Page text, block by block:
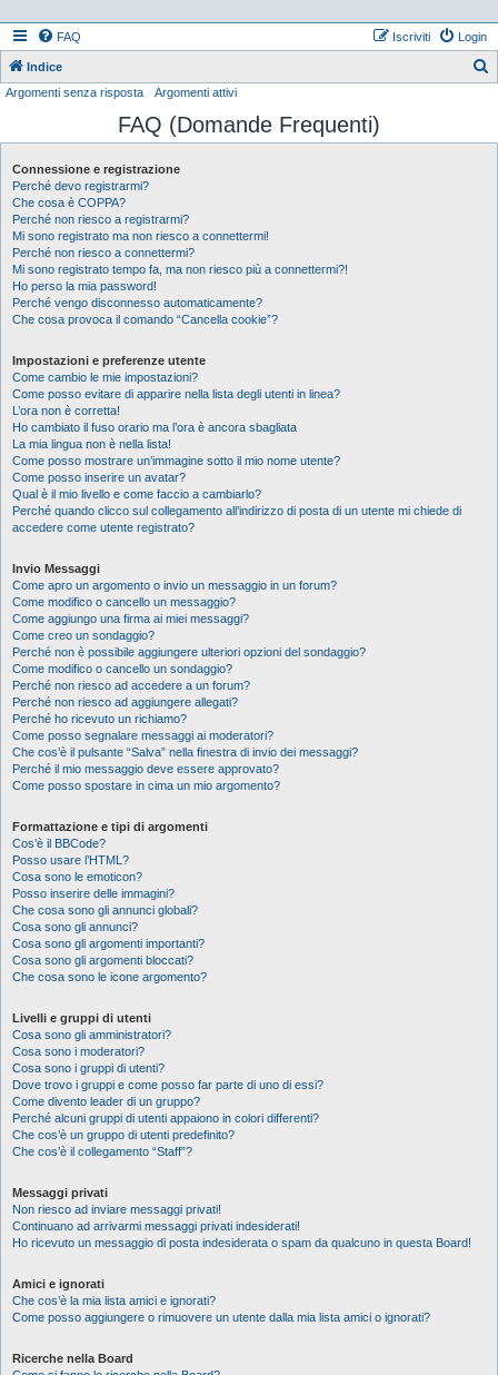
FAQ Login
Iscriviti
Indice
c
Argomenti senza risposta Argomenti attivi
FAQ (Domande Frequenti)
Connessione e registrazione
Perché devo registrarmi?
Che cosa è COPPA?
Perché non riesco a registrarmi?
Mi sono registrato ma non riesco a connettermi!
Perché non riesco a connettermi?
Mi sono registrato tempo fa, ma non riesco più a connettermi?!
Ho perso la mia password!
Perché vengo disconnesso automaticamente?
Che cosa provoca il comando “Cancella cookie”?
Impostazioni e preferenze utente
Come cambio le mie impostazioni?
Come posso evitare di apparire nella lista degli utenti in linea?
L’ora non è corretta!
Ho cambiato il fuso orario ma l’ora è ancora sbagliata
La mia lingua non è nella lista!
Come posso mostrare un’immagine sotto il mio nome utente?
Come posso inserire un avatar?
Qual è il mio livello e come faccio a cambiarlo?
Perché quando clicco sul collegamento all’indirizzo di posta di un utente mi chiede di
accedere come utente registrato?
Invio Messaggi
Come apro un argomento o invio un messaggio in un forum?
Come modifico o cancello un messaggio?
Come aggiungo una firma ai miei messaggi?
Come creo un sondaggio?
Perché non è possibile aggiungere ulteriori opzioni del sondaggio?
Come modifico o cancello un sondaggio?
Perché non riesco ad accedere a un forum?
Perché non riesco ad aggiungere allegati?
Perché ho ricevuto un richiamo?
Come posso segnalare messaggi ai moderatori?
Che cos’è il pulsante “Salva” nella finestra di invio dei messaggi?
Perché il mio messaggio deve essere approvato?
Come posso spostare in cima un mio argomento?
Formattazione e tipi di argomenti
Cos’è il BBCode?
Posso usare l’HTML?
Cosa sono le emoticon?
Posso inserire delle immagini?
Che cosa sono gli annunci globali?
Cosa sono gli annunci?
Cosa sono gli argomenti importanti?
Cosa sono gli argomenti bloccati?
Che cosa sono le icone argomento?
Livelli e gruppi di utenti
Cosa sono gli amministratori?
Cosa sono i moderatori?
Cosa sono i gruppi di utenti?
Dove trovo i gruppi e come posso far parte di uno di essi?
Come divento leader di un gruppo?
Perché alcuni gruppi di utenti appaiono in colori differenti?
Che cos’è un gruppo di utenti predefinito?
Che cos’è il collegamento “Staff”?
Messaggi privati
Non riesco ad inviare messaggi privati!
Continuano ad arrivarmi messaggi privati indesiderati!
Ho ricevuto un messaggio di posta indesiderata o spam da qualcuno in questa Board!
Amici e ignorati
Che cos’è la mia lista amici e ignorati?
Come posso aggiungere o rimuovere un utente dalla mia lista amici o ignorati?
Ricerche nella Board